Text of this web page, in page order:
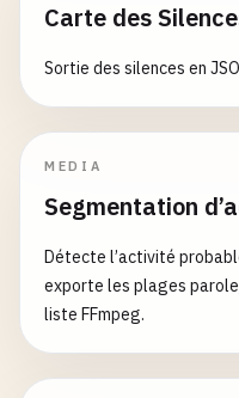
Carte des
Sortie des silences en
MEDIA
Segmentation
Détecte l’activité
exporte les plages
liste FFmpeg.